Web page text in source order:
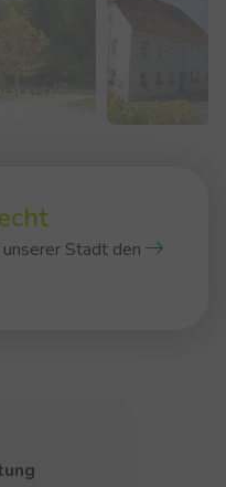
Stadt den